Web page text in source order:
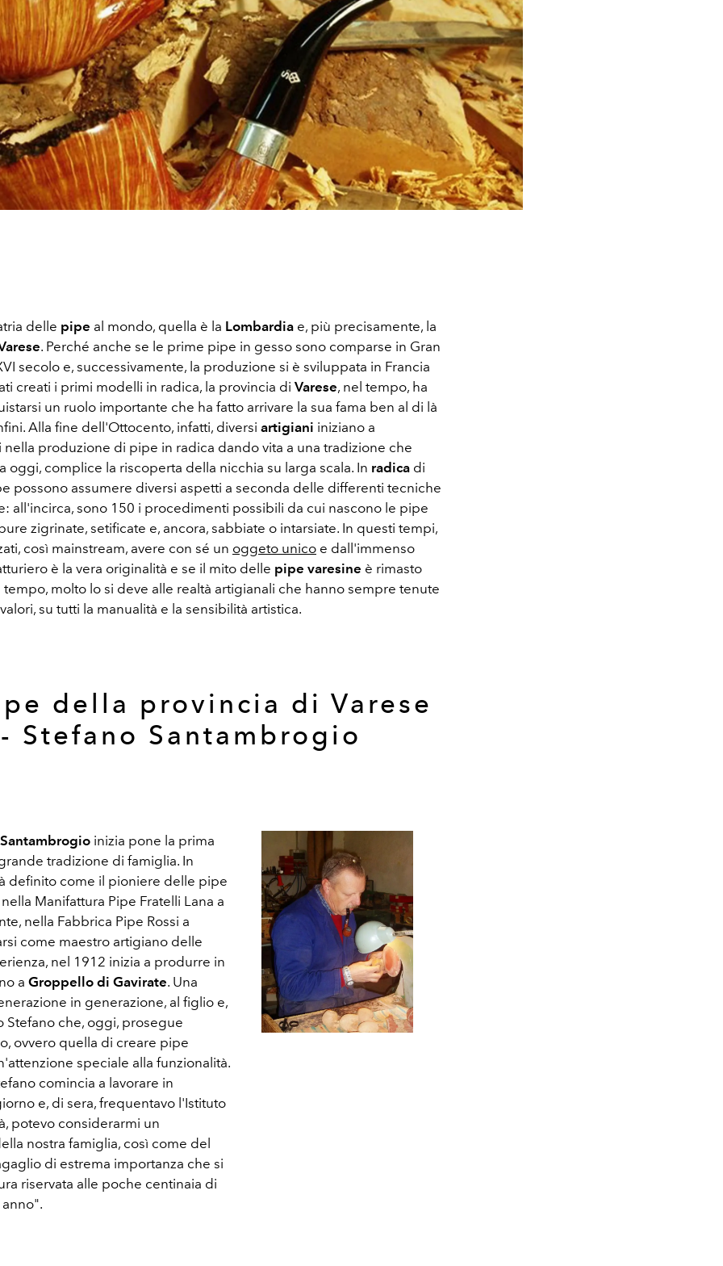
delle pipe al mondo, quella è la Lombardia e, più precisamente, la
. Perché anche se le prime pipe in gesso sono comparse in Gran
secolo e, successivamente, la produzione si è sviluppata in Francia
creati i primi modelli in radica, la provincia di Varese, nel tempo, ha
un ruolo importante che ha fatto arrivare la sua fama ben al di là
Alla fine dell'Ottocento, infatti, diversi artigiani iniziano a
nella produzione di pipe in radica dando vita a una tradizione che
oggi, complice la riscoperta della nicchia su larga scala. In radica di
possono assumere diversi aspetti a seconda delle differenti tecniche
all'incirca, sono 150 i procedimenti possibili da cui nascono le pipe
zigrinate, setificate e, ancora, sabbiate o intarsiate. In questi tempi,
così mainstream, avere con sé un oggeto unico e dall'immenso
è la vera originalità e se il mito delle pipe varesine è rimasto
molto lo si deve alle realtà artigianali che hanno sempre tenute
su tutti la manualità e la sensibilità artistica.
della provincia di Varese
- Stefano Santambrogio
inizia pone la prima
tradizione di famiglia. In
definito come il pioniere delle pipe
Manifattura Pipe Fratelli Lana a
nella Fabbrica Pipe Rossi a
come maestro artigiano delle
nel 1912 inizia a produrre in
a Groppello di Gavirate. Una
in generazione, al figlio e,
che, oggi, prosegue
ovvero quella di creare pipe
speciale alla funzionalità.
comincia a lavorare in
e, di sera, frequentavo l'Istituto
potevo considerarmi un
nostra famiglia, così come del
di estrema importanza che si
riservata alle poche centinaia di